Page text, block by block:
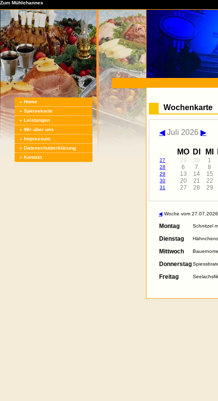
Zum Mühlehannes
Wochenkarte
◀Juli 2026 ▶
MO DI MI
27 29 30 1
28 6 7 8
29 13 14 15
30 20 21 22
31 27 28 29
◀ Woche vom
Montag Schnitzel
Dienstag
Mittwoch
Donnerstag
Freitag
» Home
» Speisekarte
» Leistungen
» Wir über uns
» Impressum
» Datenschutzerklärung
» Kontakt